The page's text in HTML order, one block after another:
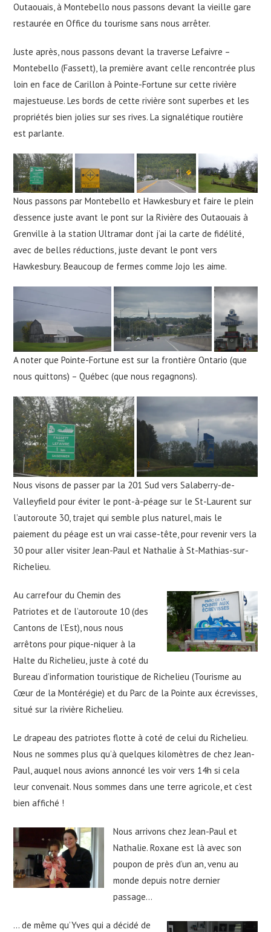
Outaouais, à Montebello nous passons devant la vieille gare
restaurée en Office du tourisme sans nous arrêter.
Juste après, nous passons devant la traverse Lefaivre –
Montebello (Fassett), la première avant celle rencontrée plus
loin en face de Carillon à Pointe-Fortune sur cette rivière
majestueuse. Les bords de cette rivière sont superbes et les
propriétés bien jolies sur ses rives. La signalétique routière
est parlante.
Nous passons par Montebello et Hawkesbury et faire le plein
d’essence juste avant le pont sur la Rivière des Outaouais à
Grenville à la station Ultramar dont j’ai la carte de fidélité,
avec de belles réductions, juste devant le pont vers
Hawkesbury. Beaucoup de fermes comme Jojo les aime.
A noter que Pointe-Fortune est sur la frontière Ontario (que
nous quittons) – Québec (que nous regagnons).
Nous visons de passer par la 201 Sud vers Salaberry-de-
Valleyfield pour éviter le pont-à-péage sur le St-Laurent sur
l’autoroute 30, trajet qui semble plus naturel, mais le
paiement du péage est un vrai casse-tête, pour revenir vers la
30 pour aller visiter Jean-Paul et Nathalie à St-Mathias-sur-
Richelieu.
Au carrefour du Chemin des
Patriotes et de l’autoroute 10 (des
Cantons de l’Est), nous nous
arrêtons pour pique-niquer à la
Halte du Richelieu, juste à coté du
Bureau d’information touristique de Richelieu (Tourisme au
Cœur de la Montérégie) et du Parc de la Pointe aux écrevisses,
situé sur la rivière Richelieu.
Le drapeau des patriotes flotte à coté de celui du Richelieu.
Nous ne sommes plus qu’à quelques kilomètres de chez Jean-
Paul, auquel nous avions annoncé les voir vers 14h si cela
leur convenait. Nous sommes dans une terre agricole, et c’est
bien affiché !
Nous arrivons chez Jean-Paul et
Nathalie. Roxane est là avec son
poupon de près d’un an, venu au
monde depuis notre dernier
passage…
… de même qu’Yves qui a décidé de